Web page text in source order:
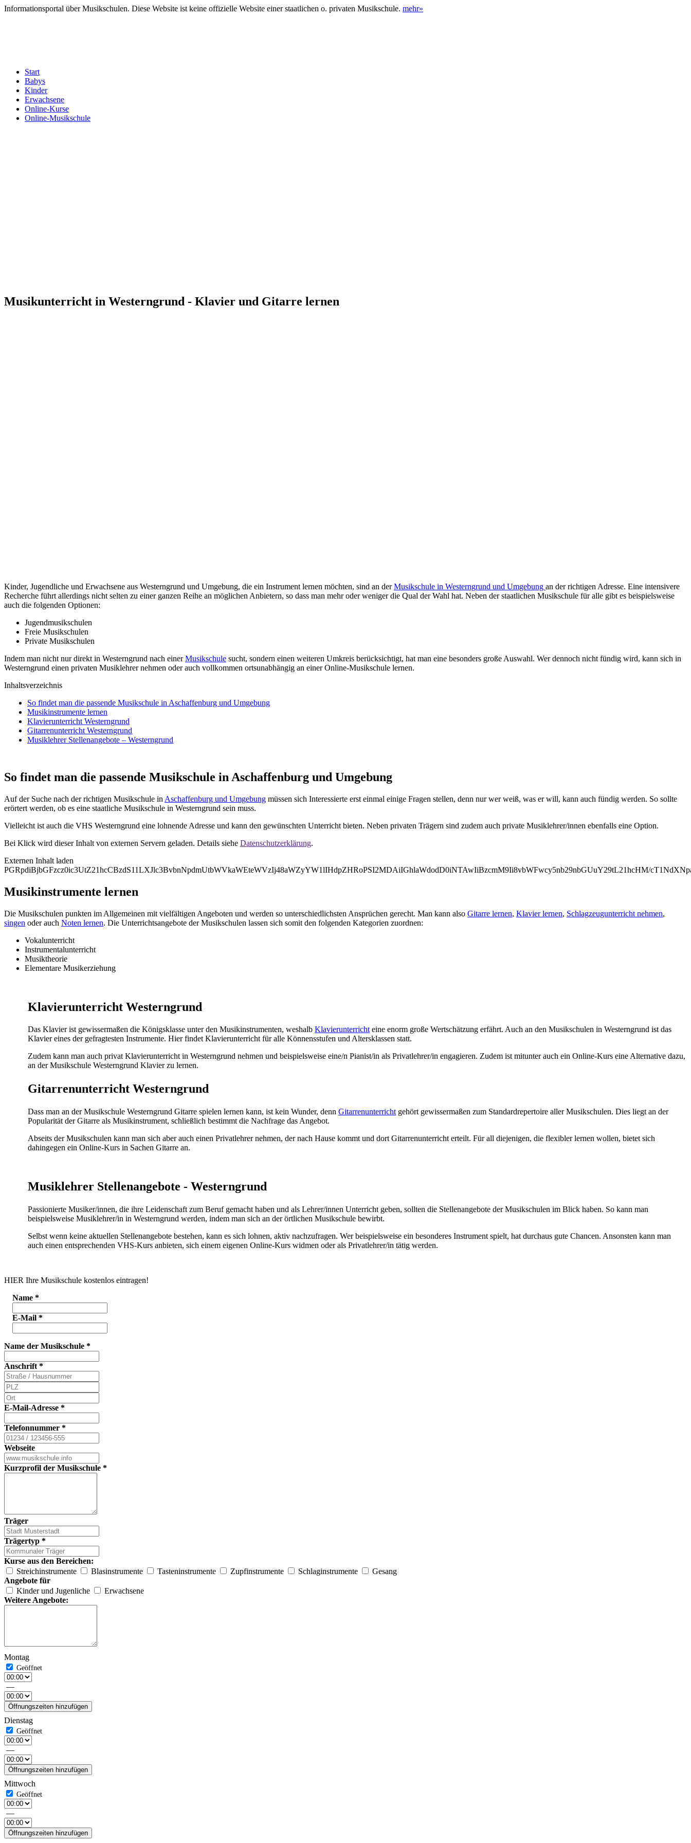
Informationsportal über Musikschulen. Diese Website ist keine offizielle Website einer staatlichen o. privaten Musikschule. mehr»
Start
Babys
Kinder
Erwachsene
Online-Kurse
Online-Musikschule
Musikunterricht in Westerngrund - Klavier und Gitarre lernen
Kinder, Jugendliche und Erwachsene aus Westerngrund und Umgebung, die ein Instrument lernen möchten, sind an derMusikschule in Westerngrund und Umgebung an der richtigen Adresse. Eine intensivere
Recherche führt allerdings nicht selten zu einer ganzen Reihe an möglichen Anbietern, so dass man mehr oder weniger die Qual der Wahl hat. Neben der staatlichen Musikschule für alle gibt es beispielsweise
auch die folgenden Optionen:
Jugendmusikschulen
Freie Musikschulen
Private Musikschulen
Indem man nicht nur direkt in Westerngrund nach einerMusikschule sucht, sondern einen weiteren Umkreis berücksichtigt, hat man eine besonders große Auswahl. Wer dennoch nicht fündig wird, kann sich in
Westerngrund einen privaten Musiklehrer nehmen oder auch vollkommen ortsunabhängig an einer Online-Musikschule lernen.
Inhaltsverzeichnis
So findet man die passende Musikschule in Aschaffenburg und Umgebung
Musikinstrumente lernen
Klavierunterricht Westerngrund
Gitarrenunterricht Westerngrund
Musiklehrer Stellenangebote – Westerngrund
So findet man die passende Musikschule in Aschaffenburg und Umgebung
Auf der Suche nach der richtigen Musikschule in Aschaffenburg und Umgebung müssen sich Interessierte erst einmal einige Fragen stellen, denn nur wer weiß, was er will, kann auch fündig werden. So sollte
erörtert werden, ob es eine staatliche Musikschule in Westerngrund sein muss.
Vielleicht ist auch die VHS Westerngrund eine lohnende Adresse und kann den gewünschten Unterricht bieten. Neben privaten Trägern sind zudem auch private Musiklehrer/innen ebenfalls eine Option.
Bei Klick wird dieser Inhalt von externen Servern geladen. Details siehe Datenschutzerklärung.
Externen Inhalt laden
PGRpdiBjbGFzcz0ic3UtZ21hcCBzdS11LXJlc3BvbnNpdmUtbWVkaWEteWVzIj48aWZyYW1lIHdpZHRoPSI2MDAiIGhlaWdodD0iNTAwIiBzcmM9Ii8vbWFwcy5nb29nbGUuY29tL21hcHM/
Musikinstrumente lernen
Die Musikschulen punkten im Allgemeinen mit vielfältigen Angeboten und werden so unterschiedlichsten Ansprüchen gerecht. Man kann also Gitarre lernen, Klavier lernen, Schlagzeugunterricht nehmen,
singen oder auch Noten lernen. Die Unterrichtsangebote der Musikschulen lassen sich somit den folgenden Kategorien zuordnen:
Vokalunterricht
Instrumentalunterricht
Musiktheorie
Elementare Musikerziehung
Klavierunterricht Westerngrund
Das Klavier ist gewissermaßen die Königsklasse unter den Musikinstrumenten, weshalb Klavierunterrichteine enorm große Wertschätzung erfährt. Auch an den Musikschulen in Westerngrund ist das
Klavier eines der gefragtesten Instrumente. Hier findet Klavierunterricht für alle Könnensstufen und Altersklassen statt.
Zudem kann man auch privat Klavierunterricht in Westerngrund nehmen und beispielsweise eine/n Pianist/in als Privatlehrer/in engagieren. Zudem ist mitunter auch ein Online-Kurs eine Alternative dazu,
an der Musikschule Westerngrund Klavier zu lernen.
Gitarrenunterricht Westerngrund
Dass man an der Musikschule Westerngrund Gitarre spielen lernen kann, ist kein Wunder, denn Gitarrenunterricht gehört gewissermaßen zum Standardrepertoire aller Musikschulen. Dies liegt an der
Popularität der Gitarre als Musikinstrument, schließlich bestimmt die Nachfrage das Angebot.
Abseits der Musikschulen kann man sich aber auch einen Privatlehrer nehmen, der nach Hause kommt und dort Gitarrenunterricht erteilt. Für all diejenigen, die flexibler lernen wollen, bietet sich
dahingegen ein Online-Kurs in Sachen Gitarre an.
Musiklehrer Stellenangebote - Westerngrund
Passionierte Musiker/innen, die ihre Leidenschaft zum Beruf gemacht haben und als Lehrer/innen Unterricht geben, sollten die Stellenangebote der Musikschulen im Blick haben. So kann man
beispielsweise Musiklehrer/in in Westerngrund werden, indem man sich an der örtlichen Musikschule bewirbt.
Selbst wenn keine aktuellen Stellenangebote bestehen, kann es sich lohnen, aktiv nachzufragen. Wer beispielsweise ein besonderes Instrument spielt, hat durchaus gute Chancen. Ansonsten kann man
auch einen entsprechenden VHS-Kurs anbieten, sich einem eigenen Online-Kurs widmen oder als Privatlehrer/in tätig werden.
HIER Ihre Musikschule kostenlos eintragen!
Name *
E-Mail *
Name der Musikschule *
Anschrift *
E-Mail-Adresse *
Telefonnummer *
Webseite
Kurzprofil der Musikschule *
Träger
Trägertyp *
Kurse aus den Bereichen:
Streichinstrumente
Blasinstrumente Tasteninstrumente Zupfinstrumente Schlaginstrumente
Gesang
Angebote für
Kinder und Jugenliche
Erwachsene
Weitere Angebote:
Montag
—
Öffnungszeiten hinzufügen
Dienstag
—
Öffnungszeiten hinzufügen
Mittwoch
—
Öffnungszeiten hinzufügen